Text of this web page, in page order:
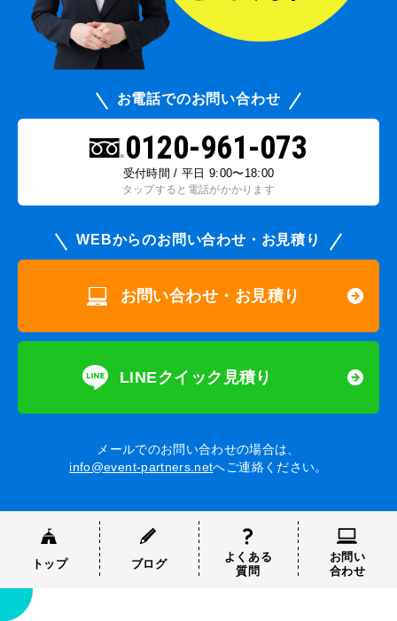
お電話でのお問い合わせ
0120-961-073
受付時間 / 平日 9:00〜18:00
タップすると電話がかかります
WEBからのお問い合わせ・お見積り
お問い合わせ・お見積り
LINEクイック見積り
メールでのお問い合わせの場合は、
info@event-partners.netへご連絡ください。
トップ ブログ
よくある
質問
お問い
合わせ